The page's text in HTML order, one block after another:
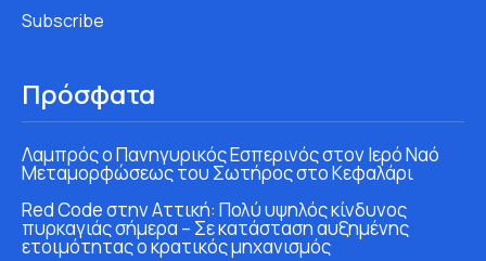
Subscribe
Πρόσφατα
Λαμπρός ο Πανηγυρικός Εσπερινός στον Ιερό Ναό
Μεταμορφώσεως του Σωτήρος στο Κεφαλάρι
Red Code στην Αττική: Πολύ υψηλός κίνδυνος
πυρκαγιάς σήμερα – Σε κατάσταση αυξημένης
ετοιμότητας ο κρατικός μηχανισμός